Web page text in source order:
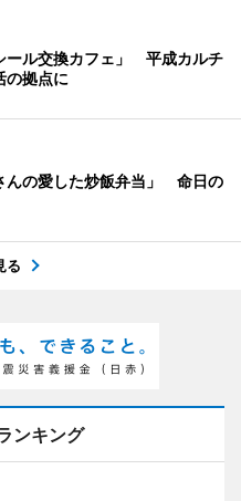
ール交換カフェ」 平成カルチ
の拠点に
んの愛した炒飯弁当」 命日の
る
ンキング